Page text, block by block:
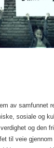
av samfunnet
sosiale og
og den
til veie